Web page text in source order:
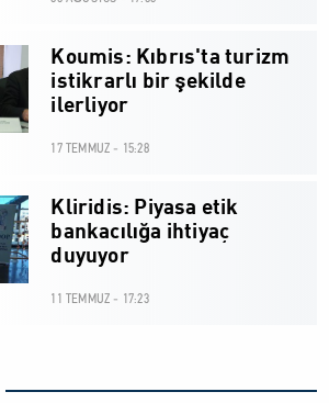
Koumis: Kıbrıs'ta turizm
istikrarlı bir şekilde
ilerliyor
17 TEMMUZ - 15:28
Kliridis: Piyasa etik
bankacılığa ihtiyaç
duyuyor
11 TEMMUZ - 17:23